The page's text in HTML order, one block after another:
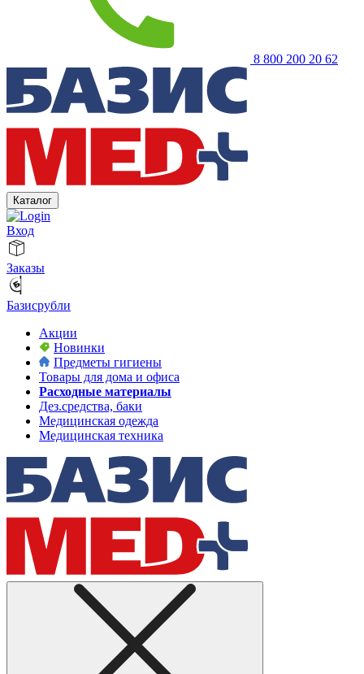
8 800 200 20 62
Каталог
Вход
Заказы
Базисрубли
Акции
Новинки
Предметы гигиены
Товары для дома и офиса
Расходные материалы
Дез.средства, баки
Медицинская одежда
Медицинская техника